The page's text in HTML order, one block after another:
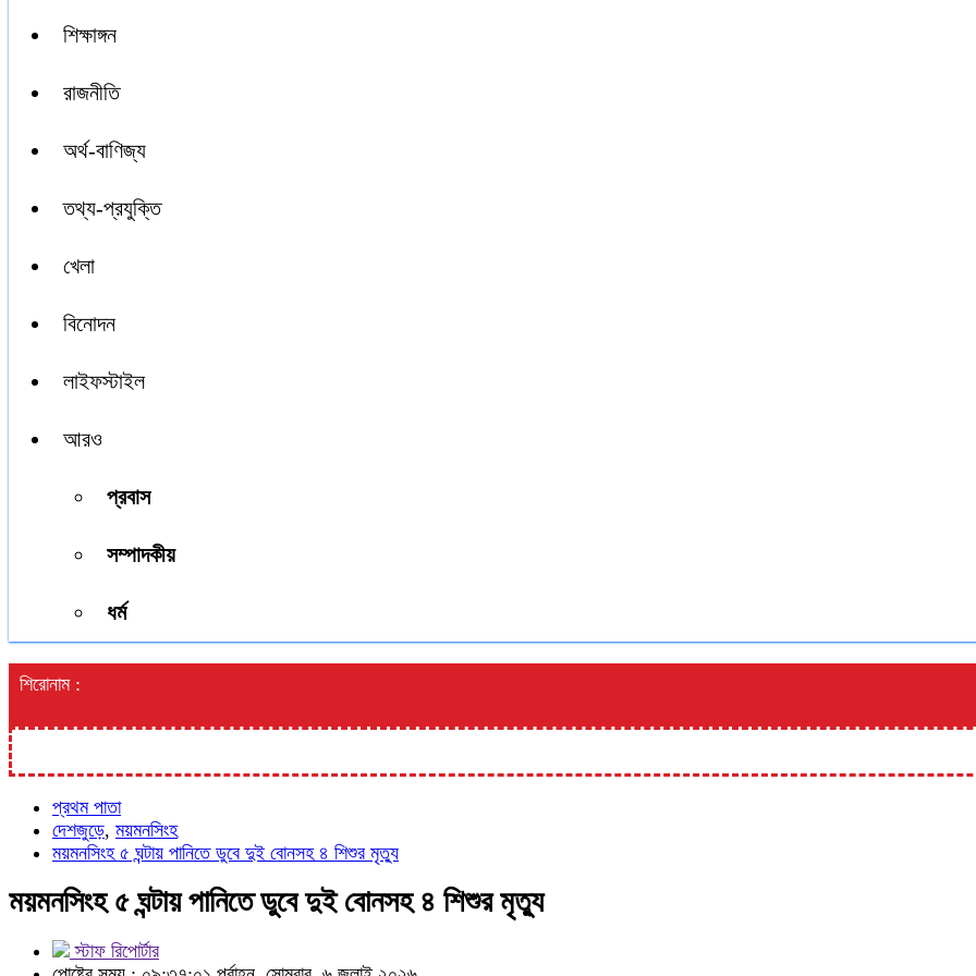
শিক্ষাঙ্গন
রাজনীতি
অর্থ-বাণিজ্য
তথ্য-প্রযুক্তি
খেলা
বিনোদন
লাইফস্টাইল
আরও
প্রবাস
সম্পাদকীয়
ধর্ম
শিরোনাম :
প্রথম পাতা
দেশজুড়ে, ময়মনসিংহ
ময়মনসিংহ ৫ ঘন্টায় পানিতে ডুবে দুই বোনসহ ৪ শিশুর মৃত্যু
ময়মনসিংহ ৫ ঘন্টায় পানিতে ডুবে দুই বোনসহ ৪ শিশুর মৃত্যু
স্টাফ রিপোর্টার